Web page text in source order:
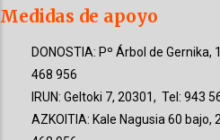
Medidas de apoyo
DONOSTIA: Pº Árbol de Gernika,
468 956
IRUN: Geltoki 7, 20301, Tel: 943
AZKOITIA: Kale Nagusia 60 bajo,